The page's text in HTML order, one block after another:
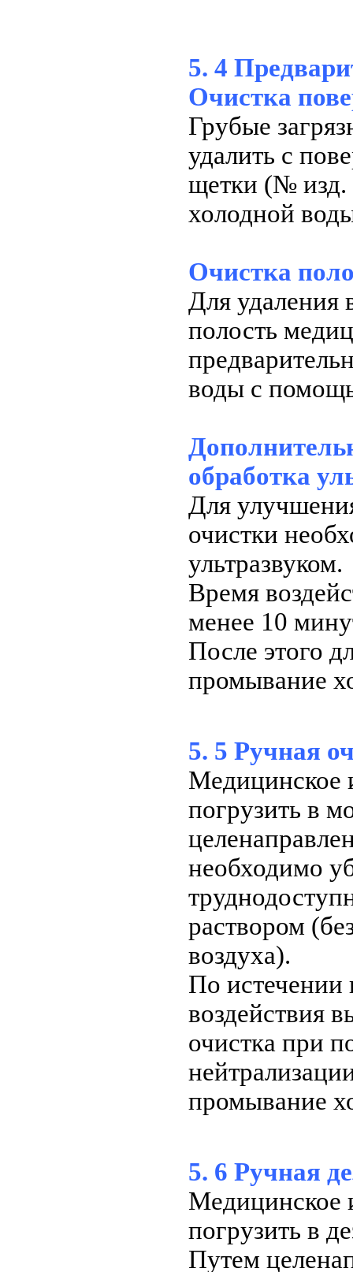
5. 4
Очистка
Грубые
удалить с
щетки (№ изд.
холодной
Очистка
Для удаления
полость
воды с
обработка
Для
очистки
ультразвуком.
Время
менее 10
После этого
промывание
5. 5 Ручная
Медицинское
погрузить в
необходимо
раствором
воздуха).
По истечении
воздействия
очистка при
промывание
5. 6 Ручная
Медицинское
погрузить в
Путем